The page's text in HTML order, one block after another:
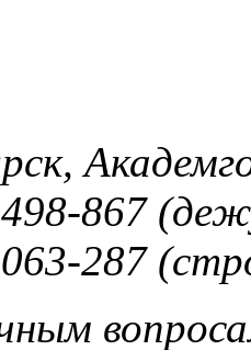
867
287